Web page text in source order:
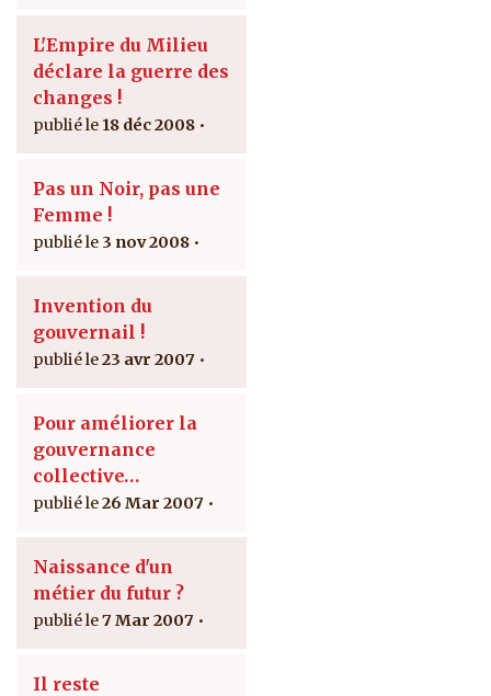
L'Empire du Milieu
déclare la guerre des
changes !
18 déc 2008
Pas un Noir, pas une
Femme !
3 nov 2008
Invention du
gouvernail !
23 avr 2007
Pour améliorer la
gouvernance
collective…
26 Mar 2007
Naissance d'un
métier du futur ?
7 Mar 2007
Il reste